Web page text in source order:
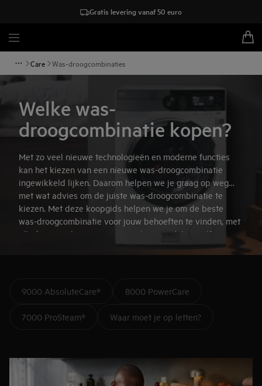
Gratis levering vanaf 50 euro
Care Was-droogcombinaties
Welke was-
droogcombinatie kopen?
Met zo veel nieuwe technologieën en moderne functies
kan het kiezen van een nieuwe was-droogcombinatie
ingewikkeld lijken. Daarom helpen we je graag op weg
met wat advies om de juiste was-droogcombinatie te
kiezen. Met deze koopgids helpen we je om de beste
was-droogcombinatie voor jouw behoeften te vinden, met
alle functies die jij wenst. Misschien ontdek je zelfs nog
een aantal nieuwe, interessante functies.
9000 AbsoluteCare® 8000 PowerCare
7000 ProSteam® Waar moet je op letten?